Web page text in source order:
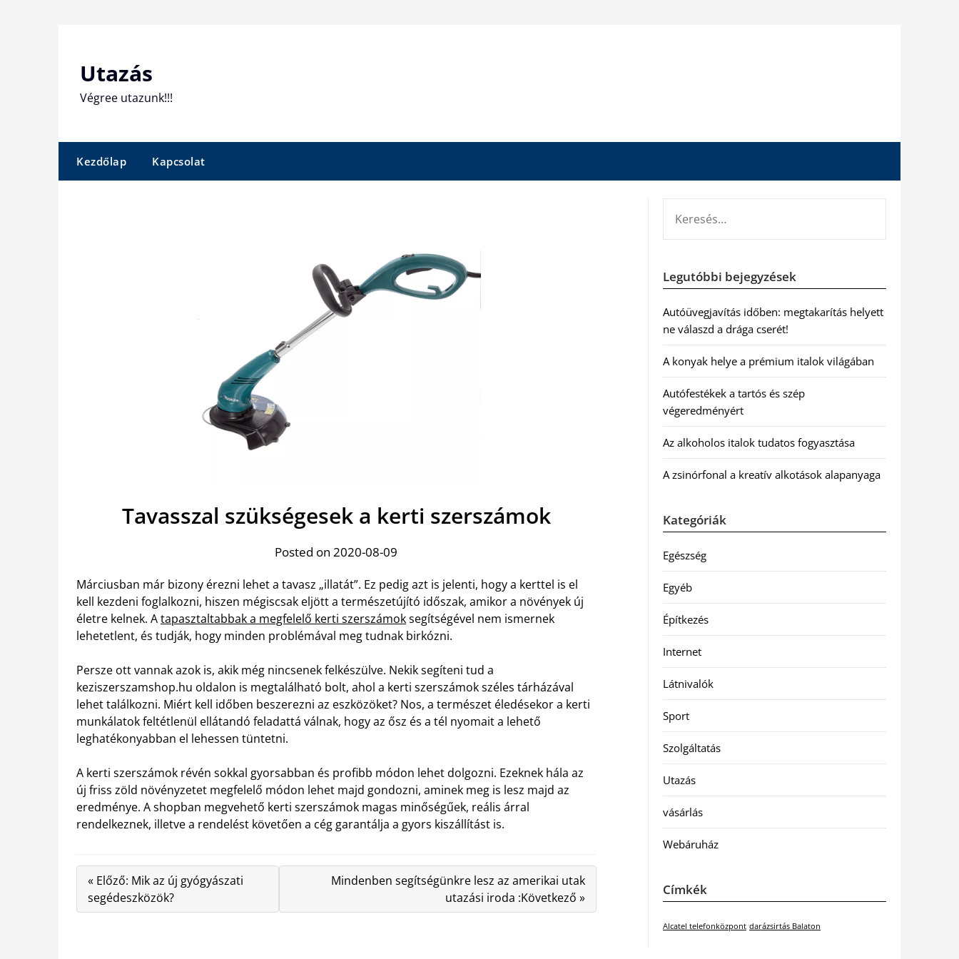
Utazás
Végree utazunk!!!
Kezdőlap Kapcsolat
Tavasszal szükségesek a kerti szerszámok
Posted on 2020-08-09
Márciusban már bizony érezni lehet a tavasz „illatát”. Ez pedig azt is jelenti, hogy a kerttel is el
kell kezdeni foglalkozni, hiszen mégiscsak eljött a természetújító időszak, amikor a növények új
életre kelnek. Atapasztaltabbak a megfelelő kerti szerszámoksegítségével nem ismernek
lehetetlent, és tudják, hogy minden problémával meg tudnak birkózni.
Persze ott vannak azok is, akik még nincsenek felkészülve. Nekik segíteni tud a
keziszerszamshop.hu oldalon is megtalálható bolt, ahol a kerti szerszámok széles tárházával
lehet találkozni. Miért kell időben beszerezni az eszközöket? Nos, a természet éledésekor a kerti
munkálatok feltétlenül ellátandó feladattá válnak, hogy az ősz és a tél nyomait a lehető
leghatékonyabban el lehessen tüntetni.
A kerti szerszámok révén sokkal gyorsabban és profibb módon lehet dolgozni. Ezeknek hála az
új friss zöld növényzetet megfelelő módon lehet majd gondozni, aminek meg is lesz majd az
eredménye. A shopban megvehető kerti szerszámok magas minőségűek, reális árral
rendelkeznek, illetve a rendelést követően a cég garantálja a gyors kiszállítást is.
« Előző: Mik az új gyógyászati
segédeszközök?
Mindenben segítségünkre lesz az amerikai utak
utazási iroda :Következő »
Legutóbbi bejegyzések
Autóüvegjavítás időben: megtakarítás helyett
ne válaszd a drága cserét!
A konyak helye a prémium italok világában
Autófestékek a tartós és szép
végeredményért
Az alkoholos italok tudatos fogyasztása
A zsinórfonal a kreatív alkotások alapanyaga
Kategóriák
Egészség
Egyéb
Építkezés
Internet
Látnivalók
Sport
Szolgáltatás
Utazás
vásárlás
Webáruház
Címkék
Alcatel telefonközpont darázsirtás Balaton